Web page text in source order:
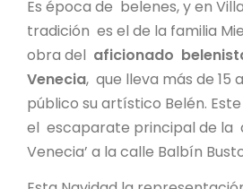
Es época de belenes, y en
tradición es el de la familia
obra del aficionado
Venecia, que lleva más de 15
público su artístico Belén.
el escaparate principal de la
Venecia’ a la calle Balbín